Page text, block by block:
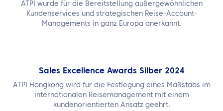
ATPI wurde für die Bereitstellung außergewöhnlichen
Kundenservices und strategischen Reise-Account-
Managements in ganz Europa anerkannt.
Sales Excellence Awards Silber 2024
ATPI Hongkong wird für die Festlegung eines Maßstabs im
internationalen Reisemanagement mit einem
kundenorientierten Ansatz geehrt.